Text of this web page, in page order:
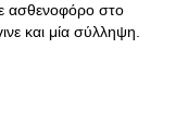
ασθενοφόρο στο
και μία σύλληψη.